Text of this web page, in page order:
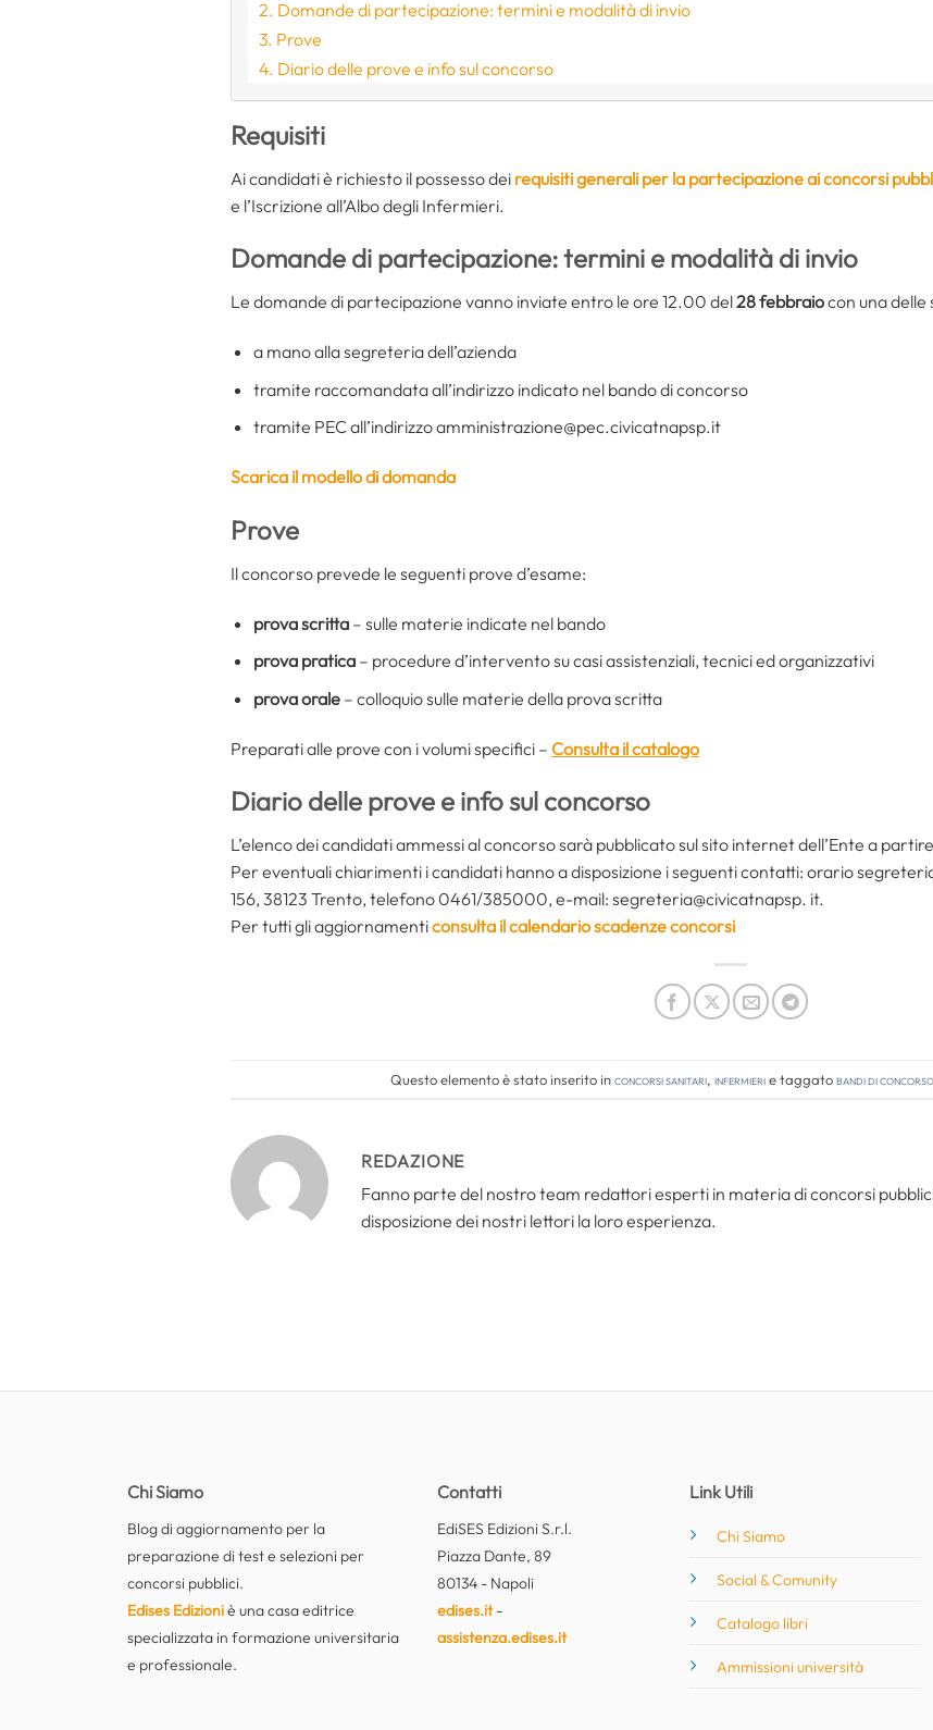
Domande di partecipazione: termini e modalità di invio
Prove
Diario delle prove e info sul concorso
Requisiti
Ai candidati è richiesto il possesso dei requisiti generali per la partecipazione ai concorsi
e l’Iscrizione all’Albo degli Infermieri.
Domande di partecipazione: termini e modalità di invio
Le domande di partecipazione vanno inviate entro le ore 12.00 del28 febbraiocon una
a mano alla segreteria dell’azienda
tramite raccomandata all’indirizzo indicato nel bando di concorso
tramite PEC all’indirizzo amministrazione@pec.civicatnapsp.it
Scarica il modello di domanda
Prove
Il concorso prevede le seguenti prove d’esame:
prova scritta– sulle materie indicate nel bando
prova pratica – procedure d’intervento su casi assistenziali, tecnici ed organizzativi
prova orale – colloquio sulle materie della prova scritta
Preparati alle prove con i volumi specifici – Consulta il catalogo
Diario delle prove e info sul concorso
L’elenco dei candidati ammessi al concorso sarà pubblicato sul sito internet dell’Ente a
Per eventuali chiarimenti i candidati hanno a disposizione i seguenti contatti: orario
156, 38123 Trento, telefono 0461/385000, e-mail: segreteria@civicatnapsp. it.
Per tutti gli aggiornamenticonsulta il calendario scadenze concorsi
Questo elemento è stato inserito inConcorsi Sanitari, Infermierie taggatobandi di concorso
REDAZIONE
Fanno parte del nostro team redattori esperti in materia di concorsi
disposizione dei nostri lettori la loro esperienza.
Chi Siamo
Blog di aggiornamento per la
preparazione di test e selezioni per
concorsi pubblici.
Edises Edizioniè una casa editrice
specializzata in formazione universitaria
e professionale.
Contatti
EdiSES Edizioni S.r.l.
Piazza Dante, 89
80134 - Napoli
edises.it-
assistenza.edises.it
Link Utili
Chi Siamo
Social & Comunity
Catalogo libri
Ammissioni università